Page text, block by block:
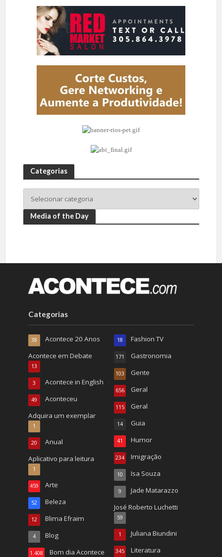
Categorias
Media of the Day
Categorias
Acontece 20 Anos
38
Acontece em Debate
13
Acontece in English
3
Aconteceu
49
Adquira um exemplar
1
Anual
20
Aplicativo para leitura
1
Arte
459
Beleza
52
Blima Efraim
12
Blog
4
Bom dia Acontece
1.408
Fashion TV
18
Gastronomia
171
Gente
103
Geral
656
Geral
115
Guia
14
Humor
41
Imigração
234
Isa Souza
10
Jade Matarazzo
9
José Roberto Luchetti
59
Juliana Biundini
1
Literatura
345